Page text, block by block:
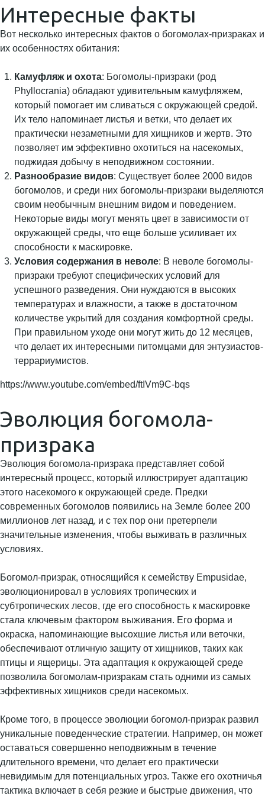
Интересные факты
Вот несколько интересных фактов о богомолах-призраках и
их особенностях обитания:
Камуфляж и охота: Богомолы-призраки (род
Phyllocrania) обладают удивительным камуфляжем,
который помогает им сливаться с окружающей средой.
Их тело напоминает листья и ветки, что делает их
практически незаметными для хищников и жертв. Это
позволяет им эффективно охотиться на насекомых,
поджидая добычу в неподвижном состоянии.
Разнообразие видов: Существует более 2000 видов
богомолов, и среди них богомолы-призраки выделяются
своим необычным внешним видом и поведением.
Некоторые виды могут менять цвет в зависимости от
окружающей среды, что еще больше усиливает их
способности к маскировке.
Условия содержания в неволе: В неволе богомолы-
призраки требуют специфических условий для
успешного разведения. Они нуждаются в высоких
температурах и влажности, а также в достаточном
количестве укрытий для создания комфортной среды.
При правильном уходе они могут жить до 12 месяцев,
что делает их интересными питомцами для энтузиастов-
террариумистов.
https://www.youtube.com/embed/ftIVm9C-bqs
Эволюция богомола-
призрака
Эволюция богомола-призрака представляет собой
интересный процесс, который иллюстрирует адаптацию
этого насекомого к окружающей среде. Предки
современных богомолов появились на Земле более 200
миллионов лет назад, и с тех пор они претерпели
значительные изменения, чтобы выживать в различных
условиях.
Богомол-призрак, относящийся к семейству Empusidae,
эволюционировал в условиях тропических и
субтропических лесов, где его способность к маскировке
стала ключевым фактором выживания. Его форма и
окраска, напоминающие высохшие листья или веточки,
обеспечивают отличную защиту от хищников, таких как
птицы и ящерицы. Эта адаптация к окружающей среде
позволила богомолам-призракам стать одними из самых
эффективных хищников среди насекомых.
Кроме того, в процессе эволюции богомол-призрак развил
уникальные поведенческие стратегии. Например, он может
оставаться совершенно неподвижным в течение
длительного времени, что делает его практически
невидимым для потенциальных угроз. Также его охотничья
тактика включает в себя резкие и быстрые движения, что